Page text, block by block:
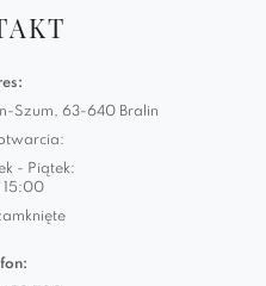
Szum, 63-640 Bralin
- Piątek: